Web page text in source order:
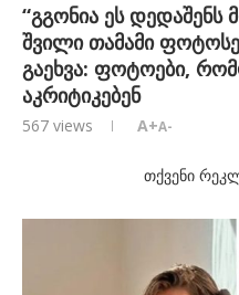
“გგონია ეს დედაშენს
შვილი თამამი
გაეხვა: ფოტოები,
აკრიტიკებენ
567 views A+A-
თქვენი